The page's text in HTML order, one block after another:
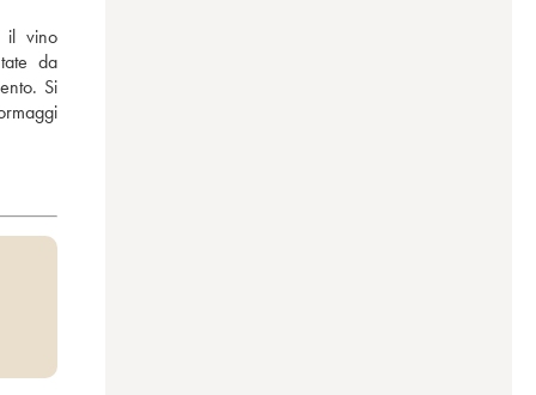
il vino
da
Si